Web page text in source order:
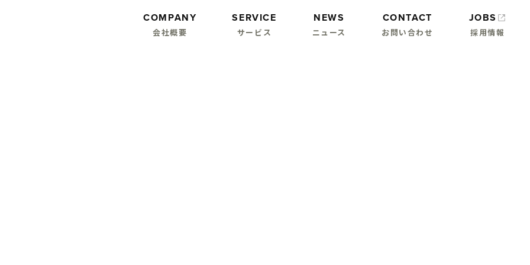
COMPANY
会社概要
SERVICE
サービス
NEWS
ニュース
CONTACT
お問い合わせ
JOBS
採用情報